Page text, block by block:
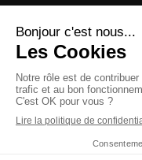
©2024 Lauren Durieux -